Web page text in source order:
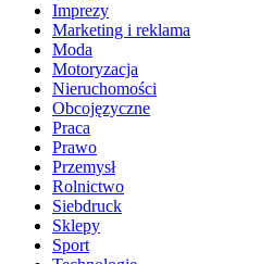
Imprezy
Marketing i reklama
Moda
Motoryzacja
Nieruchomości
Obcojęzyczne
Praca
Prawo
Przemysł
Rolnictwo
Siebdruck
Sklepy
Sport